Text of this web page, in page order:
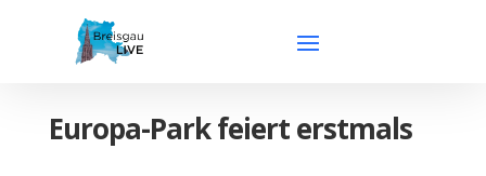
Europa-Park feiert erstmals